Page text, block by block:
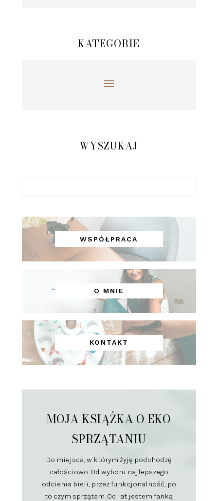
KATEGORIE
WYSZUKAJ
WSPÓŁPRACA
O MNIE
KONTAKT
MOJA KSIĄŻKA O EKO
SPRZĄTANIU
Do miejsca, w którym żyję podchodzę
całościowo. Od wyboru najlepszego
odcienia bieli, przez funkcjonalność, po
to czym sprzątam. Od lat jestem fanką